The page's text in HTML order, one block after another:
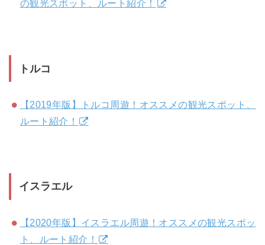
の観光スポット、ルート紹介！
トルコ
【2019年版】トルコ周遊！オススメの観光スポット、
ルート紹介！
イスラエル
【2020年版】イスラエル周遊！オススメの観光スポッ
ト、ルート紹介！